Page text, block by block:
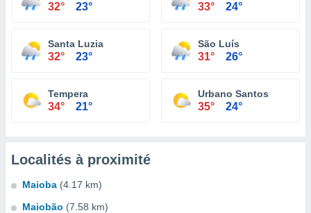
32° 23° 33° 24°
Santa Luzia
32° 23°
São Luís
31° 26°
Tempera
34° 21°
Urbano Santos
35° 24°
Localités à proximité
Maioba (4.17 km)
Maiobão (7.58 km)